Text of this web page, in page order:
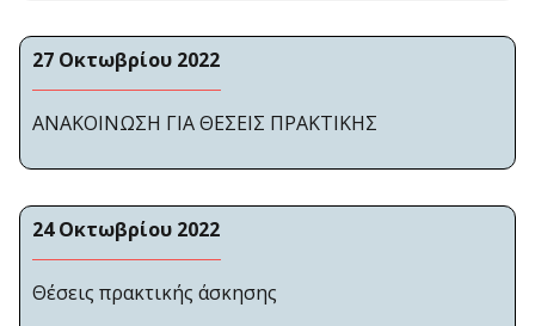
27 Οκτωβρίου 2022
ΑΝΑΚΟΙΝΩΣΗ ΓΙΑ ΘΕΣΕΙΣ ΠΡΑΚΤΙΚΗΣ
24 Οκτωβρίου 2022
Θέσεις πρακτικής άσκησης